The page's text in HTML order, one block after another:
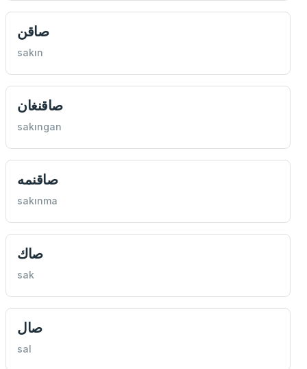
صاقن
sakın
صاقنغان
sakıngan
صاقنمه
sakınma
صاك
sak
صال
sal